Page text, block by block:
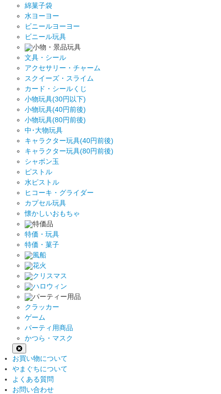
綿菓子袋
水ヨーヨー
ビニールヨーヨー
ビニール玩具
小物・景品玩具
文具・シール
アクセサリー・チャーム
スクイーズ・スライム
カード・シールくじ
小物玩具(30円以下)
小物玩具(40円前後)
小物玩具(80円前後)
中･大物玩具
キャラクター玩具(40円前後)
キャラクター玩具(80円前後)
シャボン玉
ピストル
水ピストル
ヒコーキ・グライダー
カプセル玩具
懐かしいおもちゃ
特価品
特価・玩具
特価・菓子
風船
花火
クリスマス
ハロウィン
パーティー用品
クラッカー
ゲーム
パーティ用商品
かつら・マスク
お買い物について
やまぐちについて
よくある質問
お問い合わせ